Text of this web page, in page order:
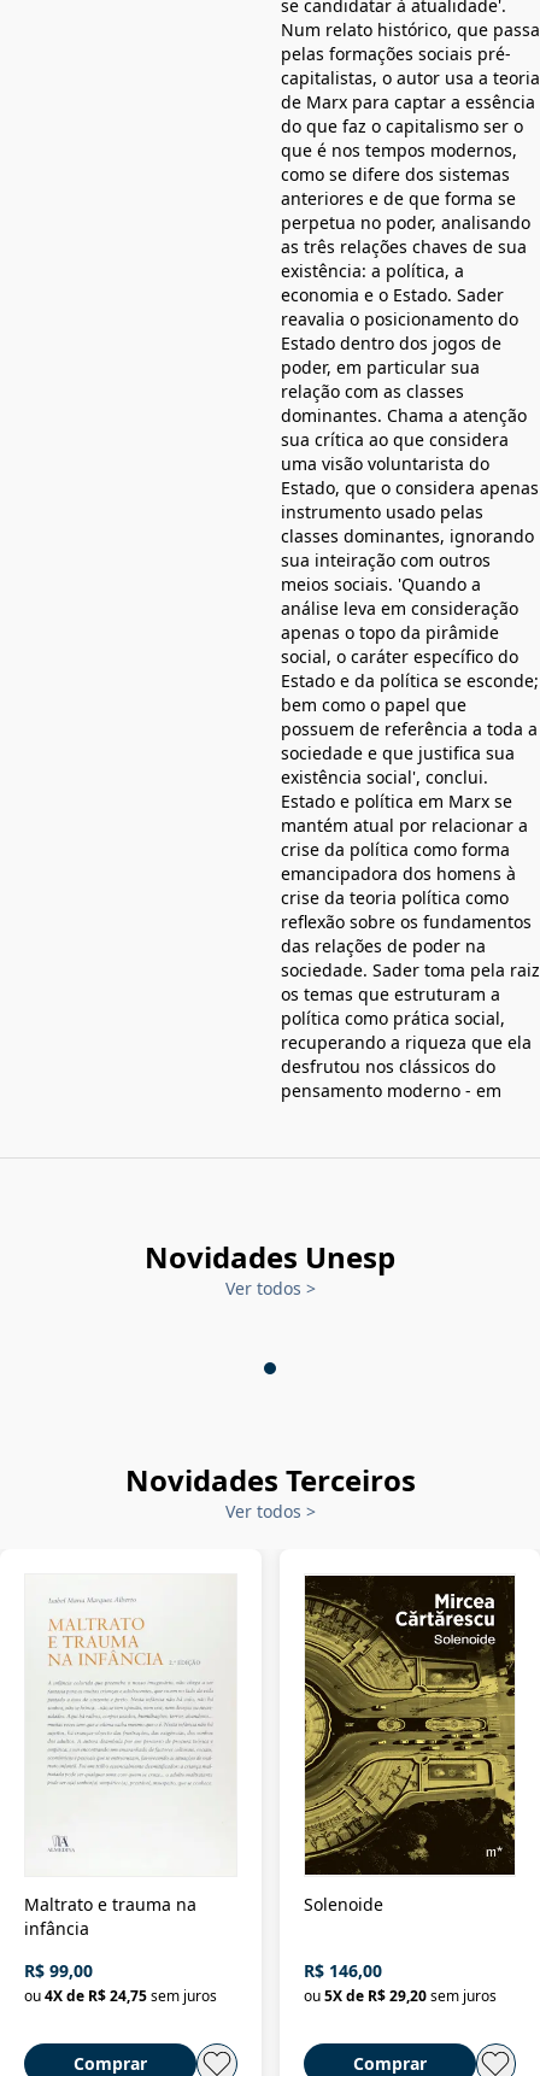
se candidatar à atualidade'.
Num relato histórico, que passa
pelas formações sociais pré-
capitalistas, o autor usa a teoria
de Marx para captar a essência
do que faz o capitalismo ser o
que é nos tempos modernos,
como se difere dos sistemas
anteriores e de que forma se
perpetua no poder, analisando
as três relações chaves de sua
existência: a política, a
economia e o Estado. Sader
reavalia o posicionamento do
Estado dentro dos jogos de
poder, em particular sua
relação com as classes
dominantes. Chama a atenção
sua crítica ao que considera
uma visão voluntarista do
Estado, que o considera apenas
instrumento usado pelas
classes dominantes, ignorando
sua inteiração com outros
meios sociais. 'Quando a
análise leva em consideração
apenas o topo da pirâmide
social, o caráter específico do
Estado e da política se esconde;
bem como o papel que
possuem de referência a toda a
sociedade e que justifica sua
existência social', conclui.
Estado e política em Marx se
mantém atual por relacionar a
crise da política como forma
emancipadora dos homens à
crise da teoria política como
reflexão sobre os fundamentos
das relações de poder na
sociedade. Sader toma pela raiz
os temas que estruturam a
política como prática social,
recuperando a riqueza que ela
desfrutou nos clássicos do
pensamento moderno - em
Novidades Unesp
Ver todos >
Novidades Terceiros
Ver todos >
Maltrato e trauma na
infância
R$ 99,00
ou4X de R$ 24,75sem juros
Comprar
Solenoide
R$ 146,00
ou 5X de R$ 29,20 sem juros
Comprar